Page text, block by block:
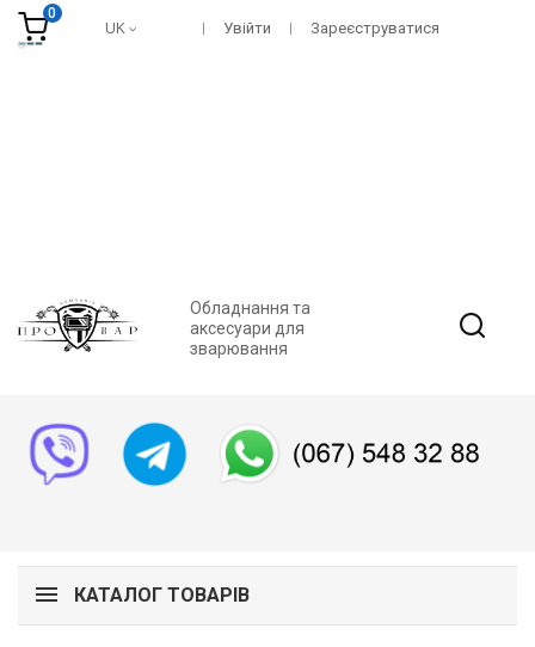
0
UK Увійти Зареєструватися
Обладнання та
аксесуари для
зварювання
КАТАЛОГ ТОВАРІВ